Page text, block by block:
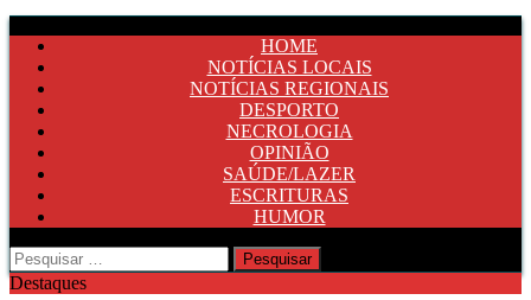
HOME
NOTÍCIAS LOCAIS
NOTÍCIAS REGIONAIS
DESPORTO
NECROLOGIA
OPINIÃO
SAÚDE/LAZER
ESCRITURAS
HUMOR
Pesquisar
por:
Destaques